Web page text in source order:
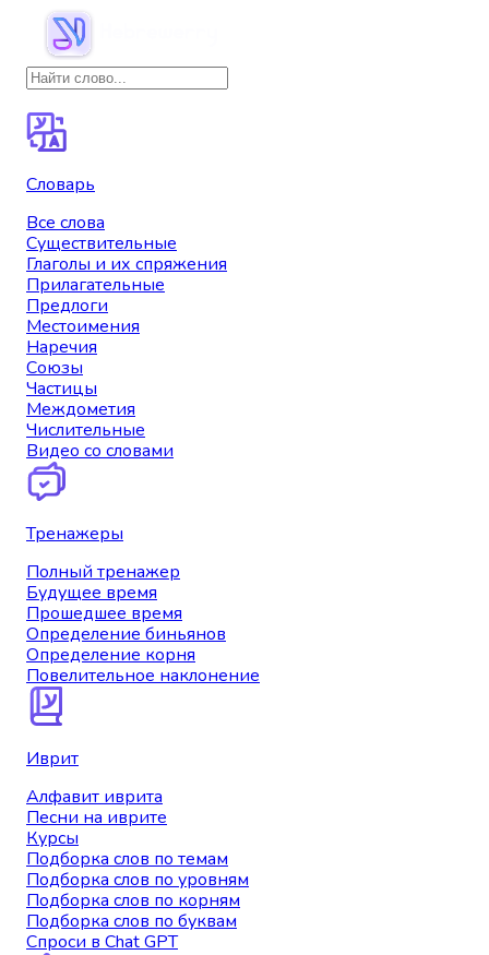
Словарь
Все слова
Существительные
Глаголы и их спряжения
Прилагательные
Предлоги
Местоимения
Наречия
Союзы
Частицы
Междометия
Числительные
Видео со словами
Тренажеры
Полный тренажер
Будущее время
Прошедшее время
Определение биньянов
Определение корня
Повелительное наклонение
Иврит
Алфавит иврита
Песни на иврите
Курсы
Подборка слов по темам
Подборка слов по уровням
Подборка слов по корням
Подборка слов по буквам
Спроси в Chat GPT